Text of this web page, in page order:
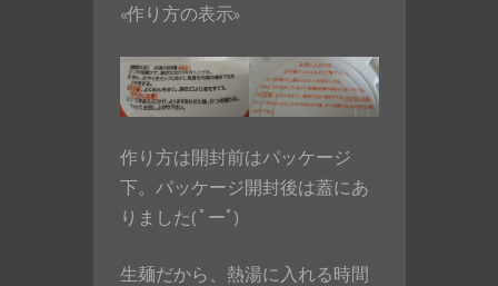
«作り方の表示»
作り方は開封前はパッケージ
下。パッケージ開封後は蓋にあ
りました( ﾟーﾟ)
生麺だから、熱湯に入れる時間